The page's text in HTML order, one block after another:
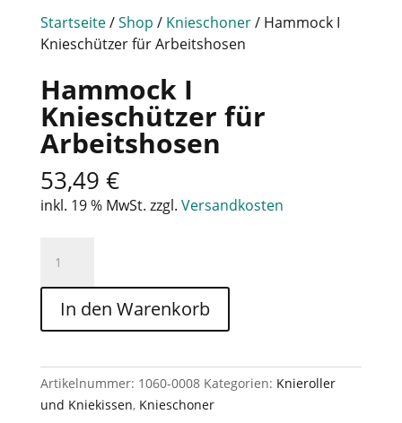
Startseite/Shop / Knieschoner/ Hammock I
Knieschützer für Arbeitshosen
Hammock I
Knieschützer für
Arbeitshosen
53,49 €
inkl. 19 % MwSt. zzgl. Versandkosten
Knieschützer
Arbeitshosen
In den Warenkorb
Artikelnummer: 1060-0008 Kategorien: Knieroller
und Kniekissen, Knieschoner